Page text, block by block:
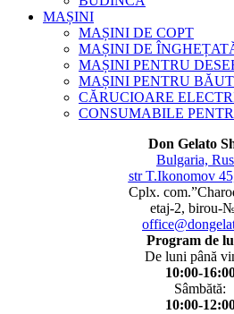
MAȘINI
MAȘINI DE COPT
MAȘINI DE
MAȘINI PENTRU
MAȘINI PENTRU
CĂRUCIOARE
CONSUMABILE
Don Gelato
Bulgaria,
str T.Ikonomov
Cplx.
etaj-2, birou-
Program de
De luni până
10:00-
Sâmbătă:
10:00-